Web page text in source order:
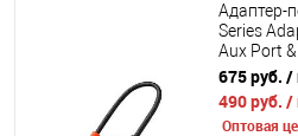
Адаптер-
Series
Aux Port
675 руб. /
490 руб. /
Оптовая